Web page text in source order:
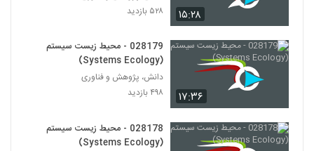
199
028210 - سیستم های غیرخطی
(Nonlinear Systems)
028211 - سیستم های غیرخطی
۵۶۸ بازدید
201
028212 - سیستم های غیرخطی
(Nonlinear Systems)
۱۵:۲۸
۵۲۸ بازدید
۱۷:۳۶
028179 - محیط زیست سیستم
(Systems Ecology)
دانش، پژوهش و فناوری
۴۹۸ بازدید
028178 - محیط زیست سیستم
(Systems Ecology)